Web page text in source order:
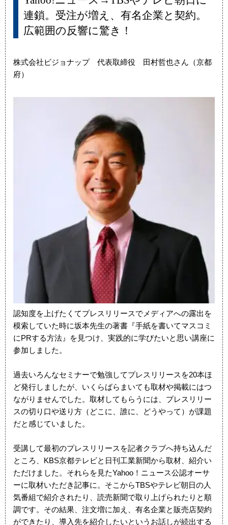
連鎖。受注が増え、有名企業と契約。
広範囲の反響に驚き！
株式会社ビジョナップ 代表取締役 田村哲也さん（京都
府）
認知度を上げたくてプレスリリースでメディアへの露出を
模索していた時に坂本先生の著書『手紙を書いてマスコミ
にPRする方法』を見つけ、実践的に学びたいと思い講座に
参加しました。
過去いろんなセミナーで勉強してプレスリリースを20本ほ
ど発行しましたが、いくらばらまいても取材や掲載にはつ
ながりませんでした。取材してもらうには、プレスリリー
スの切り口や送り方（どこに、誰に、どうやって）が課題
だと感じていました。
受講して最初のプレスリリースを記者クラブへ持ち込んだ
ところ、KBS京都テレビと日刊工業新聞から取材、紹介い
ただけました。それらを見たYahoo！ニュース公認オーサ
ーに取材いただき記事に。そこからTBSやテレビ朝日の人
気番組で紹介されたり、読売新聞で取り上げられたりと順
調です。その結果、注文増に加え、有名企業と販売店契約
ができたり、導入先を紹介したいというお話しが続出する